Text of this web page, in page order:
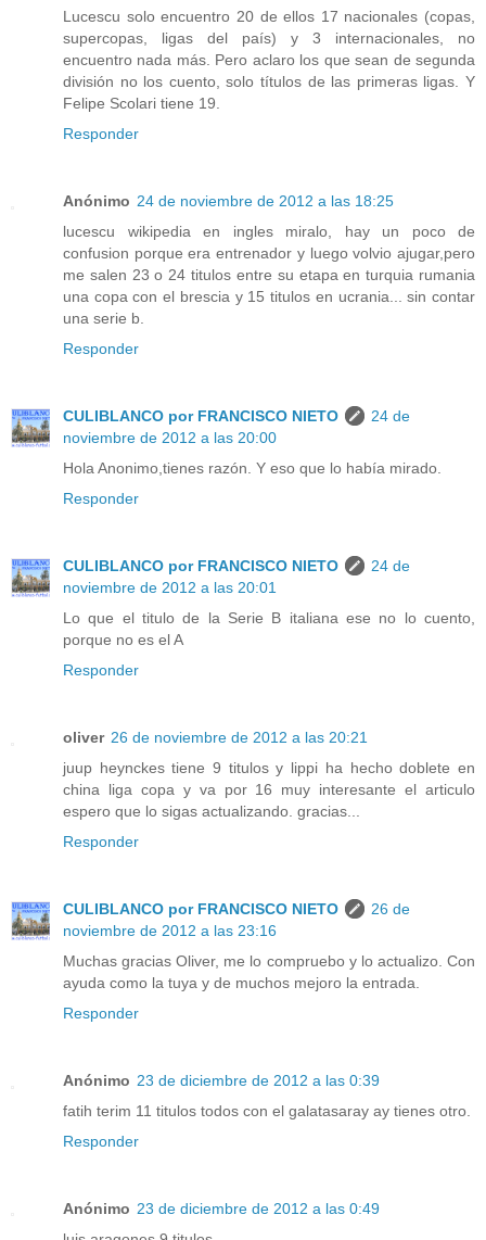
Lucescu solo encuentro 20 de ellos 17 nacionales (copas,
supercopas, ligas del país) y 3 internacionales, no
encuentro nada más. Pero aclaro los que sean de segunda
división no los cuento, solo títulos de las primeras ligas. Y
Felipe Scolari tiene 19.
Responder
Anónimo 24 de noviembre de 2012 a las 18:25
lucescu wikipedia en ingles miralo, hay un poco de
confusion porque era entrenador y luego volvio ajugar,pero
me salen 23 o 24 titulos entre su etapa en turquia rumania
una copa con el brescia y 15 titulos en ucrania... sin contar
una serie b.
Responder
CULIBLANCO por FRANCISCO NIETO
24 de
noviembre de 2012 a las 20:00
Hola Anonimo,tienes razón. Y eso que lo había mirado.
Responder
CULIBLANCO por FRANCISCO NIETO
24 de
noviembre de 2012 a las 20:01
Lo que el titulo de la Serie B italiana ese no lo cuento,
porque no es el A
Responder
oliver 26 de noviembre de 2012 a las 20:21
juup heynckes tiene 9 titulos y lippi ha hecho doblete en
china liga copa y va por 16 muy interesante el articulo
espero que lo sigas actualizando. gracias...
Responder
CULIBLANCO por FRANCISCO NIETO
26 de
noviembre de 2012 a las 23:16
Muchas gracias Oliver, me lo compruebo y lo actualizo. Con
ayuda como la tuya y de muchos mejoro la entrada.
Responder
Anónimo 23 de diciembre de 2012 a las 0:39
fatih terim 11 titulos todos con el galatasaray ay tienes otro.
Responder
Anónimo 23 de diciembre de 2012 a las 0:49